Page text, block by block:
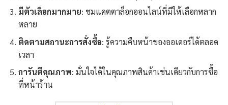
มีตัวเลือกมากมาย: ชมแคตตาล็อกออนไลน์ที่มีให้เลือกหลาก
หลาย
ติดตามสถานะการสั่งซื้อ: รู้ความคืบหน้าของออเดอร์ได้ตลอด
เวลา
การันตีคุณภาพ: มั่นใจได้ในคุณภาพสินค้าเช่นเดียวกับการซื้อ
ที่หน้าร้าน